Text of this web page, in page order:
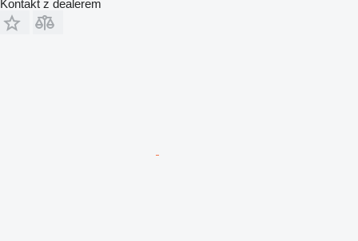
Kontakt z dealerem